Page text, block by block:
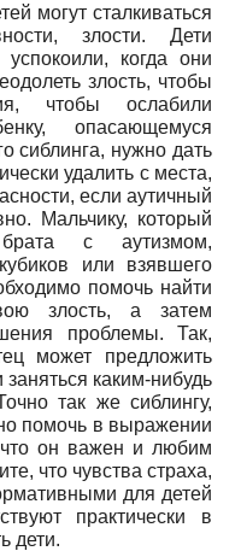
могут сталкиваться
злости. Дети
когда они
злость, чтобы
чтобы ослабили
опасающемуся
сиблинга, нужно дать
удалить с места,
если аутичный
Мальчику, который
с аутизмом,
или взявшего
помочь найти
злость, а затем
проблемы. Так,
может предложить
каким-нибудь
так же сиблингу,
помочь в выражении
что он важен и любим
что чувства страха,
для детей
практически в
дети.